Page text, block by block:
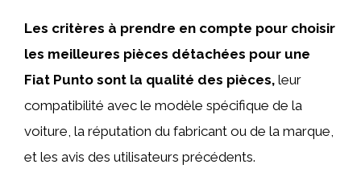
Les critères à prendre en compte pour choisir
les meilleures pièces détachées pour une
Fiat Punto sont la qualité des pièces, leur
compatibilité avec le modèle spécifique de la
voiture, la réputation du fabricant ou de la marque,
et les avis des utilisateurs précédents.